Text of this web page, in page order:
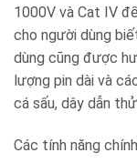
1000V và Cat IV
cho người dùng
dùng cũng được
lượng pin dài và
cá sấu, dây dẫn
Các tính năng